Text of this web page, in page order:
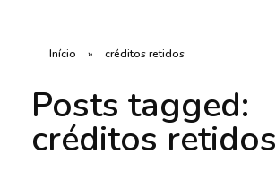
Início » créditos retidos
Posts tagged:
créditos retidos